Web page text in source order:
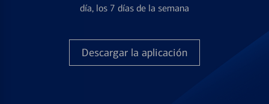
día, los 7 días de la semana
Descargar la aplicación